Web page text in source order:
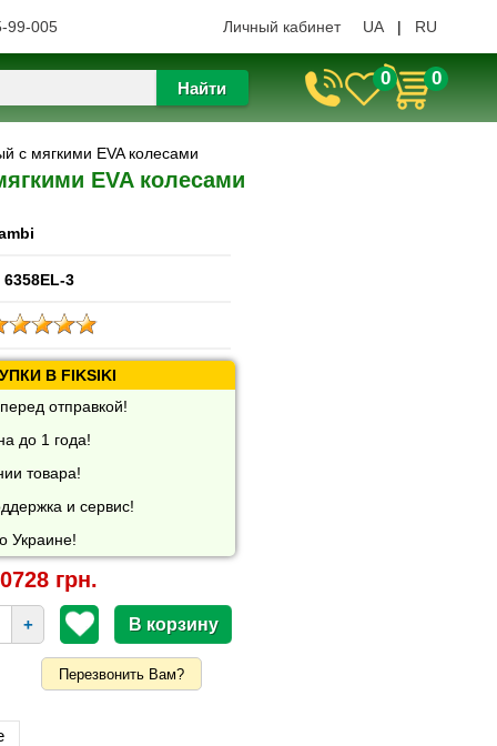
99-005 Личный кабинет UA | RU
Найти 0 0
с мягкими EVA колесами
EVA колесами
6358EL-3
В FIKSIKI
отправкой!
до 1 года!
товара!
и сервис!
Украине!
грн.
+
Перезвонить Вам?